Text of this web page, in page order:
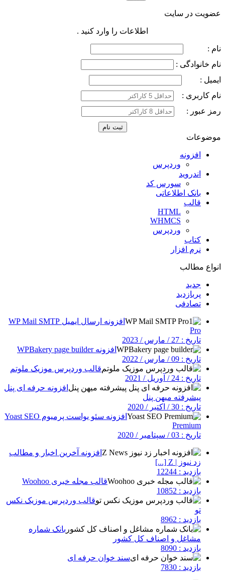
عضویت در سایت
اطلاعات را وارد کنید .
نام :
نام خانوادگی :
ایمیل :
نام کاربری :
رمز عبور :
موضوعات
افزونه
وردپرس
اندروید
سورس کد
بانک اطلاعاتی
قالب
HTML
WHMCS
وردپرس
کتاب
نرم افزار
انواع مطالب
جدید
پربازدید
تصادفی
افزونه ارسال ایمیل WP Mail SMTP
Pro
تاریخ : 27 / مارس / 2023
افزونه WPBakery page builder
تاریخ : 09 / مارس / 2022
قالب وردپرس موزیک ملوتم
تاریخ : 24 / آوریل / 2021
افزونه حرفه ای پنل
پیشرفته میهن پنل
تاریخ : 30 / اکتبر / 2020
افزونه سئو یواست پرمیوم Yoast SEO
Premium
تاریخ : 03 / سپتامبر / 2020
افزونه آخرین اخبار و مطالب
زد نیوز | Z [...]
بازدید : 12244
قالب مجله خبری Woohoo
بازدید : 10852
قالب وردپرس موزیک نکس
تو
بازدید : 8962
بانک شماره
مشاغل و اصناف کل کشور
بازدید : 8090
سند خوان حرفه ای
بازدید : 7830